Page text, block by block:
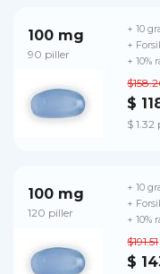
100 mg
90 piller
$
$
+ 10
+
+ 10%
100 mg
120 piller
$191.51
$
+ 10
+
+ 10%